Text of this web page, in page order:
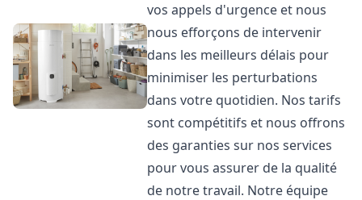
vos appels d'urgence et nous
nous efforçons de intervenir
dans les meilleurs délais pour
minimiser les perturbations
dans votre quotidien. Nos tarifs
sont compétitifs et nous offrons
des garanties sur nos services
pour vous assurer de la qualité
de notre travail. Notre équipe